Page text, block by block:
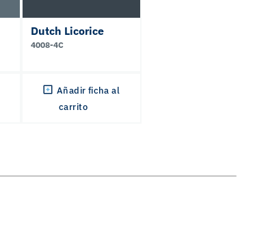
Dutch Licorice
4008-4C
Añadir ficha al
carrito